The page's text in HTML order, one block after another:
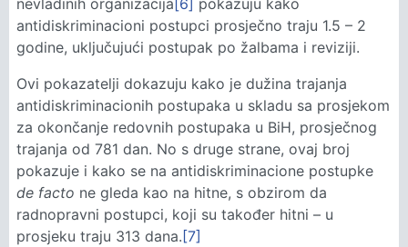
nevladinih organizacija [6]
pokazuju kako
antidiskriminacioni postupci prosječno traju 1.5 – 2
godine, uključujući postupak po žalbama i reviziji.
Ovi pokazatelji dokazuju kako je dužina trajanja
antidiskriminacionih postupaka u skladu sa prosjekom
za okončanje redovnih postupaka u BiH, prosječnog
trajanja od 781 dan. No s druge strane, ovaj broj
pokazuje i kako se na antidiskriminacione postupke
de facto ne gleda kao na hitne, s obzirom da
radnopravni postupci, koji su također hitni – u
prosjeku traju 313 dana. [7]